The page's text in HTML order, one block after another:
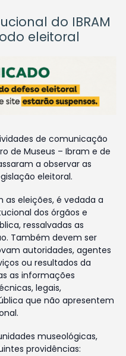
do IBRAM
eleitoral
de comunicação
de Museus – Ibram e de
a observar as
eleitoral.
as eleições, é vedada a
dos órgãos e
ressalvadas as
Também devem ser
autoridades, agentes
ou resultados da
as informações
legais,
que não apresentem
museológicas,
providências: